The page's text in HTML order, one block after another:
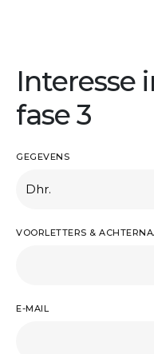
Interesse
fase 3
GEGEVENS
VOORLETTERS &
E-MAIL